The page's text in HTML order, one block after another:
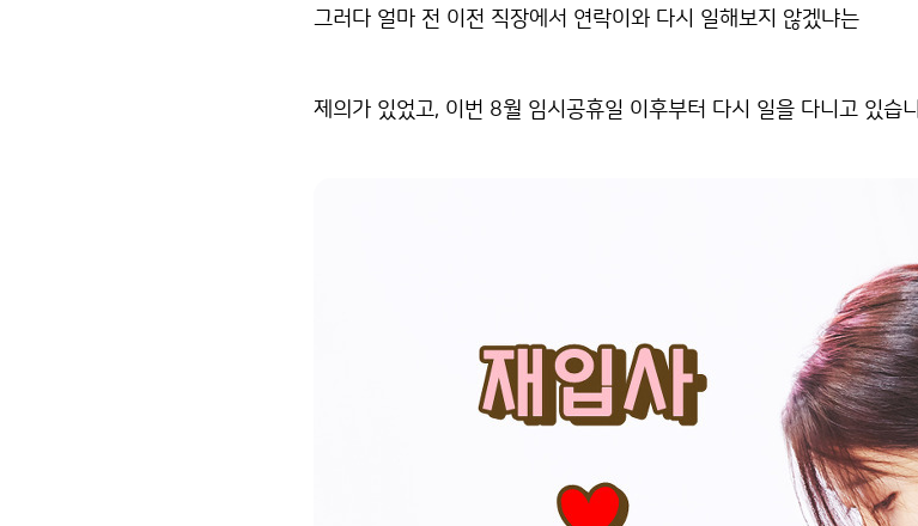
그러다 얼마 전 이전 직장에서 연락이와 다시 일해보지 않겠냐는
제의가 있었고, 이번 8월 임시공휴일 이후부터 다시 일을 다니고 있습